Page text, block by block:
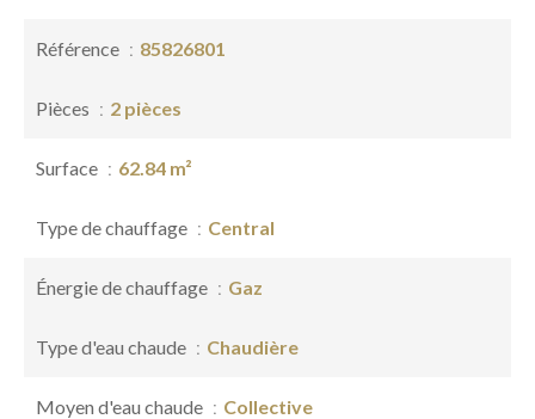
Référence 85826801
Pièces 2 pièces
Surface 62.84 m²
Type de chauffage Central
Énergie de chauffage Gaz
Type d'eau chaude Chaudière
Moyen d'eau chaude Collective